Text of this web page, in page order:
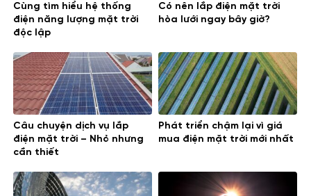
Cùng tìm hiểu hệ thống
điện năng lượng mặt trời
độc lập
Có nên lắp điện mặt trời
hòa lưới ngay bây giờ?
Câu chuyện dịch vụ lắp
điện mặt trời – Nhỏ nhưng
cần thiết
Phát triển chậm lại vì giá
mua điện mặt trời mới nhất